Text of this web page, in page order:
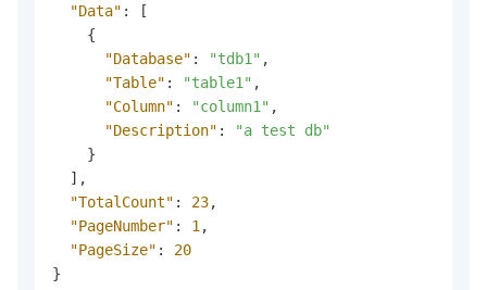
"Data" :
[
{
"Database" : "tdb1" ,
"Table" : "table1" ,
"Column" : "column1" ,
"Description" :
"a test db"
}
] ,
"TotalCount" : 23,
"PageNumber" : 1 ,
"PageSize" :
20
}